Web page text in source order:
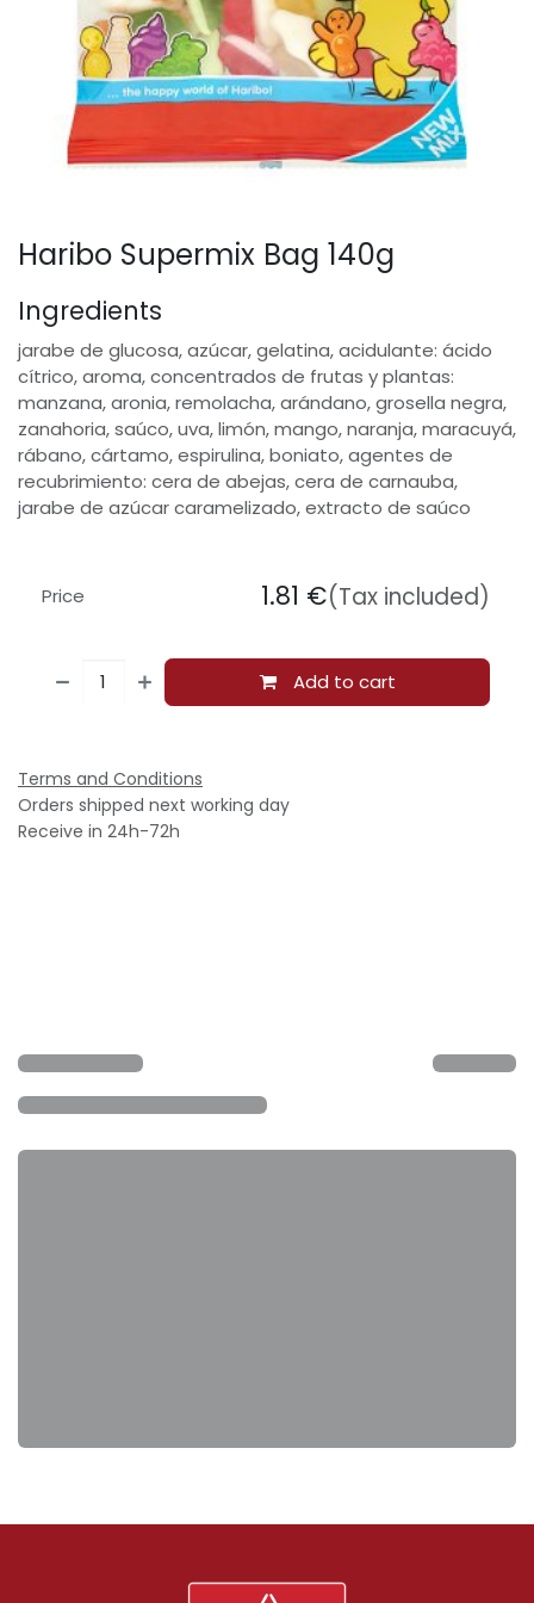
Haribo Supermix Bag 140g
Ingredients
jarabe de glucosa, azúcar, gelatina, acidulante: ácido
cítrico, aroma, concentrados de frutas y plantas:
manzana, aronia, remolacha, arándano, grosella negra,
zanahoria, saúco, uva, limón, mango, naranja, maracuyá,
rábano, cártamo, espirulina, boniato, agentes de
recubrimiento: cera de abejas, cera de carnauba,
jarabe de azúcar caramelizado, extracto de saúco
Add to cart
Price 1.81 €(Tax included)
Terms and Conditions
Orders shipped next working day
Receive in 24h-72h